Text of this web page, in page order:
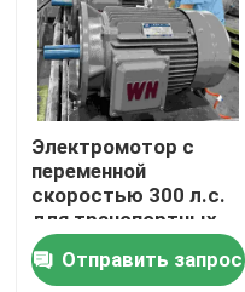
Путешествие фабрики
Проверка качества
Свяжитесь мы
Спросите цитату
Электромотор с
переменной
скоростью 300 л.с.
для транспортных
машин
Отправить запрос